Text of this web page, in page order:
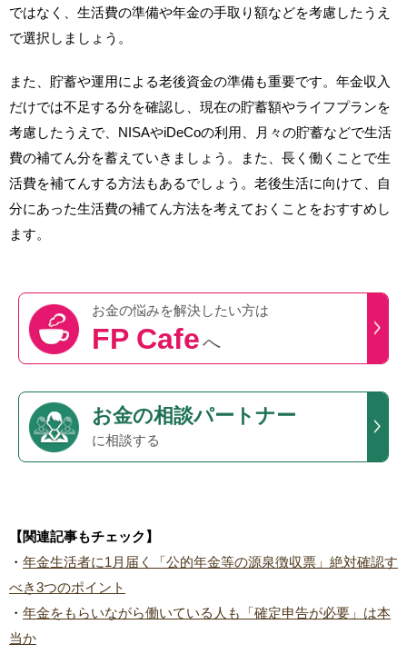
ではなく、生活費の準備や年金の手取り額などを考慮したうえ
で選択しましょう。
また、貯蓄や運用による老後資金の準備も重要です。年金収入
だけでは不足する分を確認し、現在の貯蓄額やライフプランを
考慮したうえで、NISAやiDeCoの利用、月々の貯蓄などで生活
費の補てん分を蓄えていきましょう。また、長く働くことで生
活費を補てんする方法もあるでしょう。老後生活に向けて、自
分にあった生活費の補てん方法を考えておくことをおすすめし
ます。
お金の悩みを解決したい方は
FP Cafeへ
お金の相談パートナー
に相談する
【関連記事もチェック】
・ 年金生活者に1月届く「公的年金等の源泉徴収票」絶対確認す
べき3つのポイント
・ 年金をもらいながら働いている人も「確定申告が必要」は本
当か